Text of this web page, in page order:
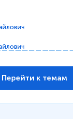
Перейти к темам